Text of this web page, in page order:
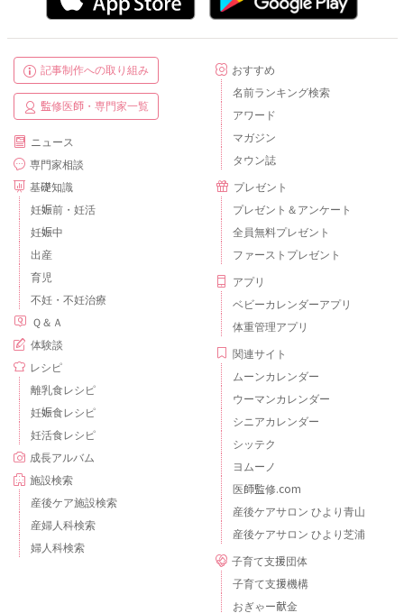
記事制作への取り組み
監修医師・専門家一覧
ニュース
専門家相談
基礎知識
妊娠前・妊活
妊娠中
出産
育児
不妊・不妊治療
Ｑ＆Ａ
体験談
レシピ
離乳食レシピ
妊娠食レシピ
妊活食レシピ
成長アルバム
施設検索
産後ケア施設検索
産婦人科検索
婦人科検索
おすすめ
名前ランキング検索
アワード
マガジン
タウン誌
プレゼント
プレゼント＆アンケート
全員無料プレゼント
ファーストプレゼント
アプリ
ベビーカレンダーアプリ
体重管理アプリ
関連サイト
ムーンカレンダー
ウーマンカレンダー
シニアカレンダー
シッテク
ヨムーノ
医師監修.com
産後ケアサロン ひより青山
産後ケアサロン ひより芝浦
子育て支援団体
子育て支援機構
おぎゃー献金